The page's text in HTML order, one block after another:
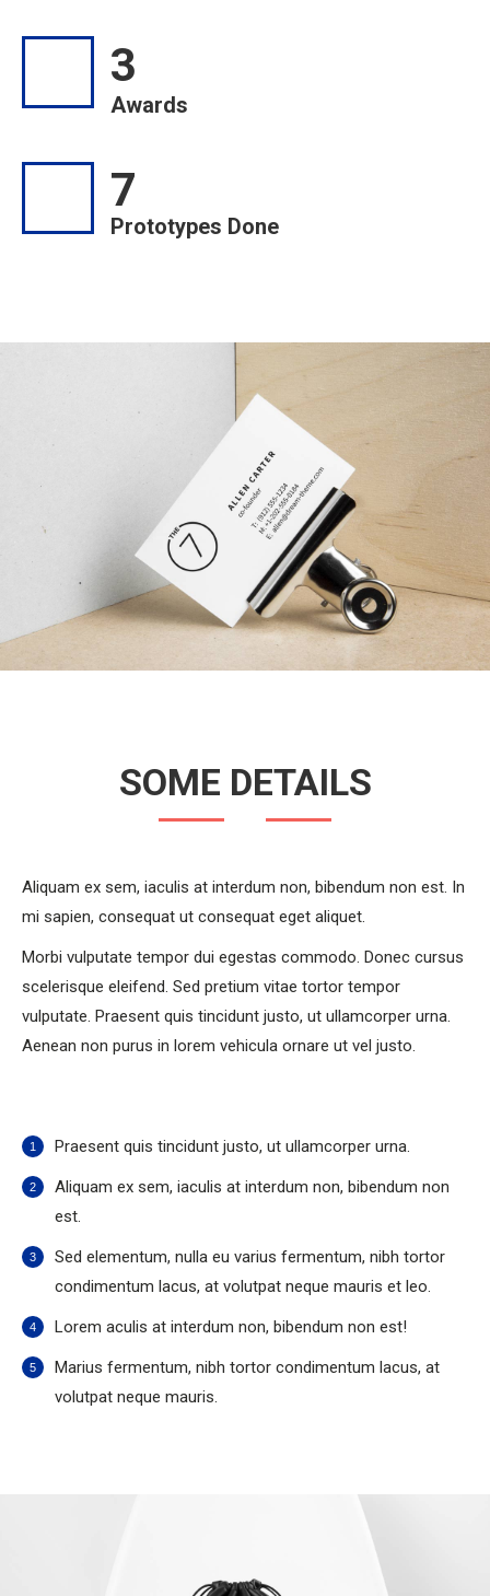
3
Awards
7
Prototypes Done
SOME DETAILS
Aliquam ex sem, iaculis at interdum non, bibendum non est. In
mi sapien, consequat ut consequat eget aliquet.
Morbi vulputate tempor dui egestas commodo. Donec cursus
scelerisque eleifend. Sed pretium vitae tortor tempor
vulputate. Praesent quis tincidunt justo, ut ullamcorper urna.
Aenean non purus in lorem vehicula ornare ut vel justo.
Praesent quis tincidunt justo, ut ullamcorper urna.
Aliquam ex sem, iaculis at interdum non, bibendum non
est.
Sed elementum, nulla eu varius fermentum, nibh tortor
condimentum lacus, at volutpat neque mauris et leo.
Lorem aculis at interdum non, bibendum non est!
Мarius fermentum, nibh tortor condimentum lacus, at
volutpat neque mauris.